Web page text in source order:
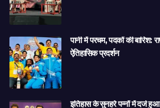
पानी में परचम, पदकों की बारिश:
ऐतिहासिक प्रदर्शन
इतिहास के सुनहरे पन्नों में दर्ज